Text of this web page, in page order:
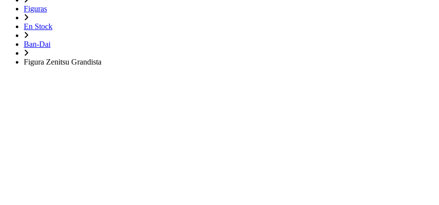
Figuras
En Stock
Ban-Dai
Figura Zenitsu Grandista